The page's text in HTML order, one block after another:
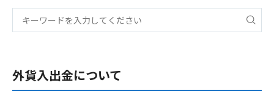
外貨入出金について